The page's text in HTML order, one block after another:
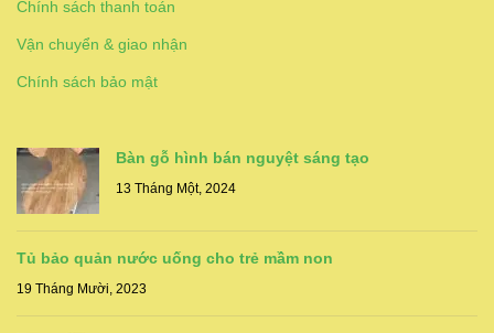
Chính sách thanh toán
Vận chuyển & giao nhận
Chính sách bảo mật
Bàn gỗ hình bán nguyệt sáng tạo
13 Tháng Một, 2024
Tủ bảo quản nước uống cho trẻ mầm non
19 Tháng Mười, 2023